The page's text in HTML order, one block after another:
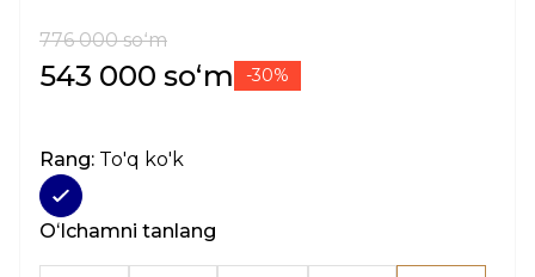
776 000 soʻm
543 000 soʻm -30%
Rang: To'q ko'k
Oʻlchamni tanlang